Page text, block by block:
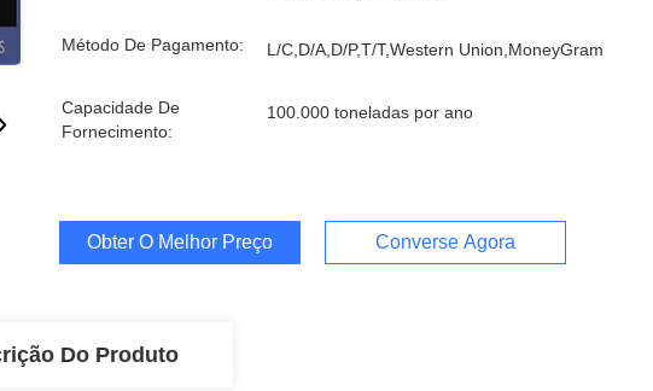
Método De Pagamento: L/C,D/A,D/P,T/T,Western Union,MoneyGram
Capacidade De
Fornecimento:
100.000 toneladas por ano
Obter O Melhor Preço Converse Agora
Do Produto